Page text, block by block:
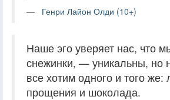
Генри Лайон Олди (10+)
Наше эго уверяет нас, что
снежинки, — уникальны, но
все хотим одного и того же:
прощения и шоколада.